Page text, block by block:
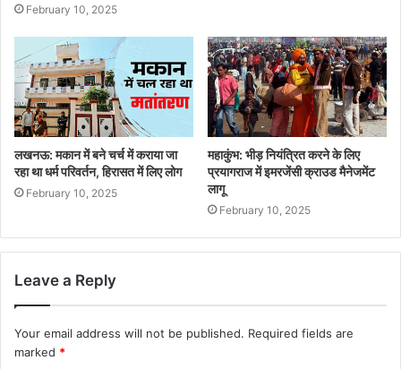
February 10, 2025
लखनऊ: मकान में बने चर्च में कराया जा
रहा था धर्म परिवर्तन, हिरासत में लिए लोग
February 10, 2025
महाकुंभ: भीड़ नियंत्रित करने के लिए
प्रयागराज में इमरजेंसी क्राउड मैनेजमेंट
लागू
February 10, 2025
Leave a Reply
Your email address will not be published. Required fields are
marked *